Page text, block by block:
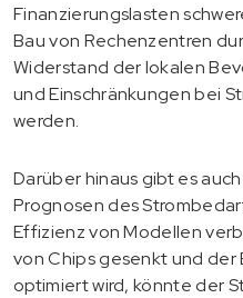
Finanzierungslasten
Bau von Rechenzentren
Widerstand der lokalen
und Einschränkungen bei
werden.
Darüber hinaus gibt es
Prognosen des
Effizienz von Modellen
von Chips gesenkt und
optimiert wird, könnte der